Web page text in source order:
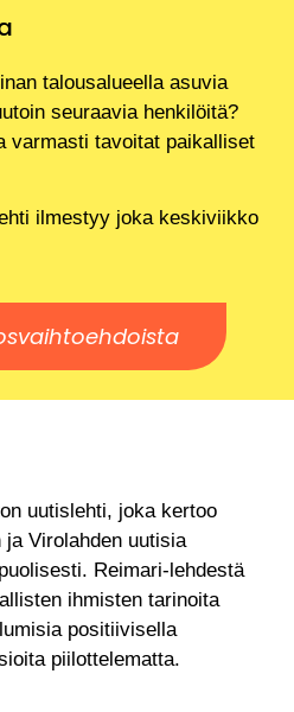
talousalueella asuvia
seuraavia henkilöitä?
varmasti tavoitat paikalliset
ilmestyy joka keskiviikko
uutislehti, joka kertoo
ja Virolahden uutisia
Reimari-lehdestä
ihmisten tarinoita
positiivisella
piilottelematta.